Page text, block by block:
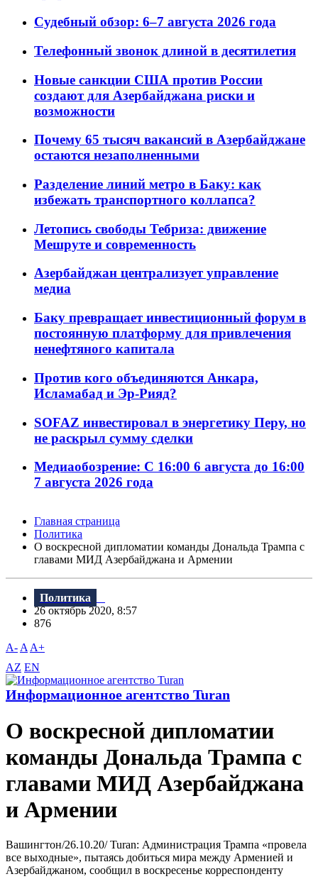
Судебный обзор: 6–7 августа 2026 года
Телефонный звонок длиной в десятилетия
Новые санкции США против России
создают для Азербайджана риски и
возможности
Почему 65 тысяч вакансий в Азербайджане
остаются незаполненными
Разделение линий метро в Баку: как
избежать транспортного коллапса?
Летопись свободы Тебриза: движение
Мешруте и современность
Азербайджан централизует управление
медиа
Баку превращает инвестиционный форум в
постоянную платформу для привлечения
ненефтяного капитала
Против кого объединяются Анкара,
Исламабад и Эр-Рияд?
SOFAZ инвестировал в энергетику Перу, но
не раскрыл сумму сделки
Медиаобозрение: С 16:00 6 августа до 16:00
7 августа 2026 года
Главная страница
Политика
О воскресной дипломатии команды Дональда Трампа с
главами МИД Азербайджана и Армении
Политика
26 октябрь 2020, 8:57
876
A- A A+
AZ EN
Информационное агентство Turan
О воскресной дипломатии
команды Дональда Трампа с
главами МИД Азербайджана
и Армении
Вашингтон/26.10.20/ Turan: Администрация Трампа «провела
все выходные», пытаясь добиться мира между Арменией и
Азербайджаном, сообщил в воскресенье корреспонденту